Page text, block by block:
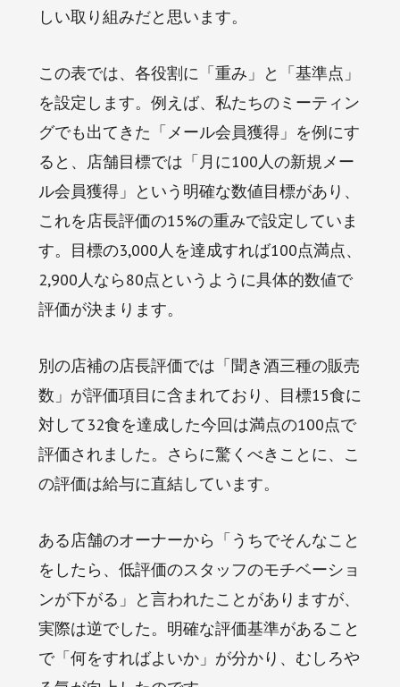
しい取り組みだと思います。
この表では、各役割に「重み」と「基準点」
を設定します。例えば、私たちのミーティン
グでも出てきた「メール会員獲得」を例にす
ると、店舗目標では「月に100人の新規メー
ル会員獲得」という明確な数値目標があり、
これを店長評価の15%の重みで設定していま
す。目標の3,000人を達成すれば100点満点、
2,900人なら80点というように具体的数値で
評価が決まります。
別の店補の店長評価では「聞き酒三種の販売
数」が評価項目に含まれており、目標15食に
対して32食を達成した今回は満点の100点で
評価されました。さらに驚くべきことに、こ
の評価は給与に直結しています。
ある店舗のオーナーから「うちでそんなこと
をしたら、低評価のスタッフのモチベーショ
ンが下がる」と言われたことがありますが、
実際は逆でした。明確な評価基準があること
で「何をすればよいか」が分かり、むしろや